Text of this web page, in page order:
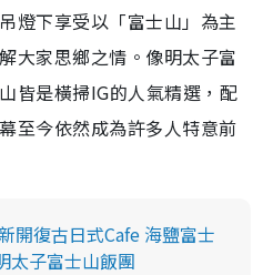
燈下享受以「富士山」為主
大家思鄉之情。像明太子富
皆是橫掃IG的人氣精選，配
至今依然成為許多人特意前
開復古日式Cafe 海鹽富士
太子富士山飯團